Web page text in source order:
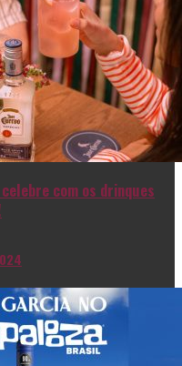
com os drinques